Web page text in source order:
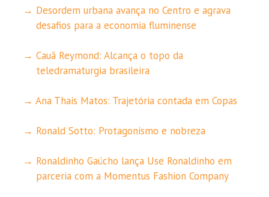
Desordem urbana avança no Centro e agrava
desafios para a economia fluminense
Cauã Reymond: Alcança o topo da
teledramaturgia brasileira
Ana Thais Matos: Trajetória contada em Copas
Ronald Sotto: Protagonismo e nobreza
Ronaldinho Gaúcho lança Use Ronaldinho em
parceria com a Momentus Fashion Company